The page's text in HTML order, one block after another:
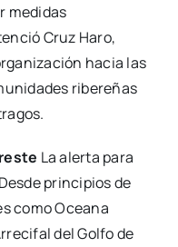
medidas
Cruz Haro,
hacia las
ribereñas
La alerta para
principios de
como Oceana
del Golfo de